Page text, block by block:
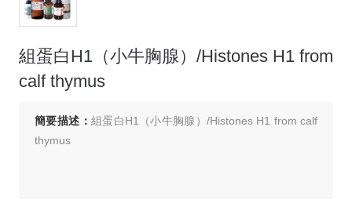
組蛋白H1（小牛胸腺）/Histones H1 from
calf thymus
簡要描述： 組蛋白H1（小牛胸腺）/Histones H1 from calf
thymus